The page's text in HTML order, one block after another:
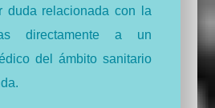
duda relacionada con la
directamente a un
del ámbito sanitario